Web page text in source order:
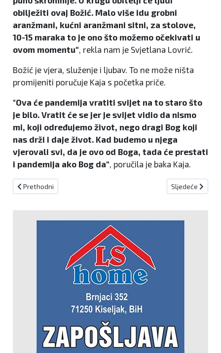
obilježiti ovaj Božić. Malo više idu grobni
aranžmani, kućni aranžmani sitni, za stolove,
10-15 maraka to je ono što možemo očekivati u
ovom momentu", rekla nam je Svjetlana Lovrić.
Božić je vjera, služenje i ljubav. To ne može ništa
promijeniti poručuje Kaja s početka priče.
"Ova će pandemija vratiti svijet na to staro što
je bilo. Vratit će se jer je svijet vidio da nismo
mi, koji određujemo život, nego dragi Bog koji
nas drži i daje život. Kad budemo u njega
vjerovali svi, da je ovo od Boga, tada će prestati
i pandemija ako Bog da", poručila je baka Kaja.
Prethodni članak: VIDEO Božićna čestitka kiseljačkog "Čarobnog
Prethodni Sljedeći
Sljedeće